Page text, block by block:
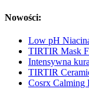
Nowości:
Low pH
TIRTIR Mask
Intensywna
TIRTIR
Cosrx